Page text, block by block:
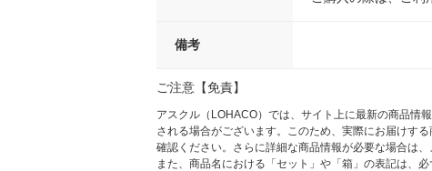
備考
ご注意【免責】
アスクル（LOHACO）では、サイト上に最新の商品情
される場合がございます。このため、実際にお届けす
確認ください。さらに詳細な商品情報が必要な場合は、
また、商品名における「セット」や「箱」の表記は、